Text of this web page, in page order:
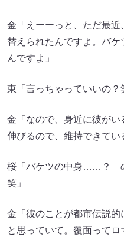
金「えーーっと、ただ最近
替えられたんですよ。バケ
んですよ」
東「言っちゃっていいの？
金「なので、身近に彼が
伸びるので、維持できてい
桜「バケツの中身……？
笑」
金「彼のことが都市伝説
と思っていて。覆面って